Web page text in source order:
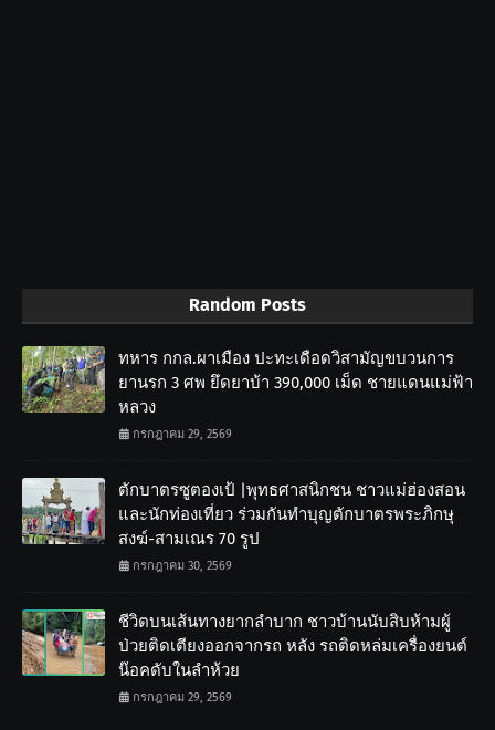
Random Posts
ทหาร กกล.ผาเมือง ปะทะเดือดวิสามัญขบวนการ
ยานรก 3 ศพ ยึดยาบ้า 390,000 เม็ด ชายแดนแม่ฟ้า
หลวง
กรกฎาคม 29, 2569
ตักบาตรซูตองเป้ |พุทธศาสนิกชน ชาวแม่ฮ่องสอน
และนักท่องเที่ยว ร่วมกันทำบุญตักบาตรพระภิกษุ
สงฆ์-สามเณร 70 รูป
กรกฎาคม 30, 2569
ชีวิตบนเส้นทางยากลำบาก ชาวบ้านนับสิบห้ามผู้
ป่วยติดเตียงออกจากรถ หลัง รถติดหล่มเครื่องยนต์
น๊อคดับในลำห้วย
กรกฎาคม 29, 2569